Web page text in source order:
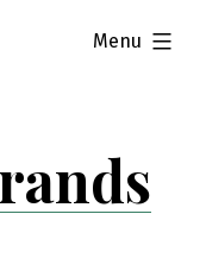
Menu
expanded